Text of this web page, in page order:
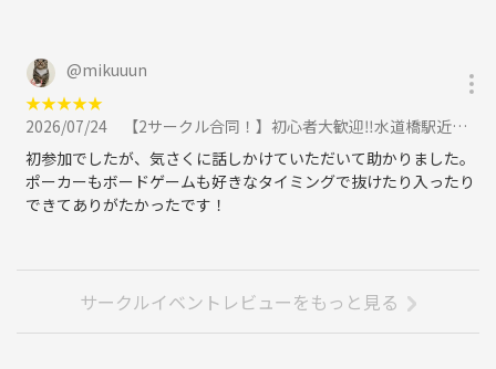
@mikuuun
★★★★★
2026/07/24
【2サークル合同！】初心者大歓迎‼️水道橋駅近ポーカー🃏ボードゲーム🎲交流会※イベントスペース貸切！！に参加
初参加でしたが、気さくに話しかけていただいて助かりました。
ポーカーもボードゲームも好きなタイミングで抜けたり入ったり
できてありがたかったです！
サークルイベントレビューをもっと見る